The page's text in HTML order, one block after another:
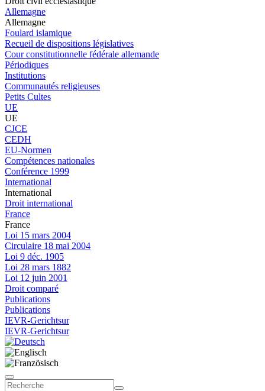
Allemagne
Allemagne
Foulard islamique
Recueil de dispositions législatives
Cour constitutionnelle fédérale allemande
Périodiques
Institutions
Communautés religieuses
Petits Cultes
UE
UE
CJCE
CEDH
EU-Normen
Compétences nationales
Conférence 1999
International
International
Droit international
France
France
Loi 15 mars 2004
Circulaire 18 mai 2004
Loi 9 déc. 1905
Loi 28 mars 1882
Loi 12 juin 2001
Droit comparé
Publications
Publications
IEVR-Gerichtsur
IEVR-Gerichtsur